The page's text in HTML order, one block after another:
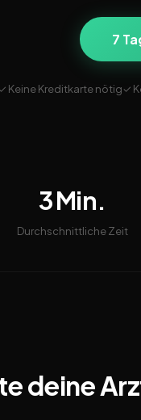
7
Keine Kreditkarte nötig✓
3 Min.
Durchschnittliche Zeit
deine